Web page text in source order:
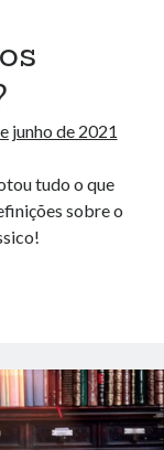
junho de 2021
tudo o que
sobre o